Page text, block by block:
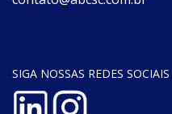
SIGA NOSSAS REDES SOCIAIS